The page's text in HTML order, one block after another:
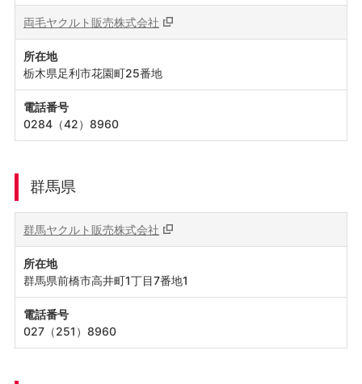
両毛ヤクルト販売株式会社
所在地
栃木県足利市花園町25番地
電話番号
0284（42）8960
群馬県
群馬ヤクルト販売株式会社
所在地
群馬県前橋市高井町1丁目7番地1
電話番号
027（251）8960